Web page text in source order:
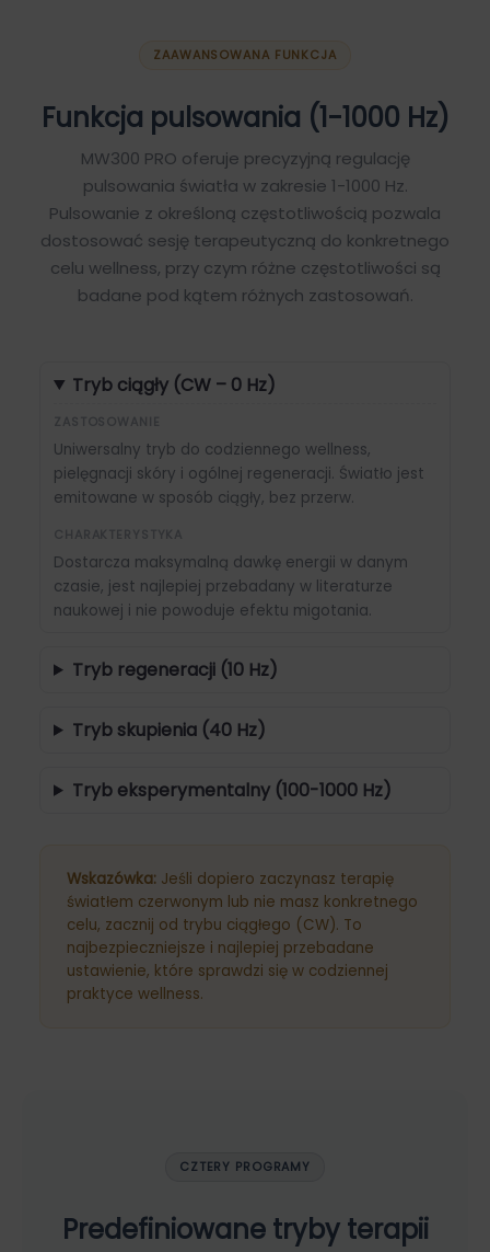
ZAAWANSOWANA FUNKCJA
Funkcja pulsowania (1-1000 Hz)
MW300 PRO oferuje precyzyjną regulację
pulsowania światła w zakresie 1-1000 Hz.
Pulsowanie z określoną częstotliwością pozwala
dostosować sesję terapeutyczną do konkretnego
celu wellness, przy czym różne częstotliwości są
badane pod kątem różnych zastosowań.
Tryb ciągły (CW – 0 Hz)
Uniwersalny tryb do codziennego wellness,
pielęgnacji skóry i ogólnej regeneracji. Światło jest
emitowane w sposób ciągły, bez przerw.
Dostarcza maksymalną dawkę energii w danym
czasie, jest najlepiej przebadany w literaturze
naukowej i nie powoduje efektu migotania.
Tryb regeneracji (10 Hz)
Tryb skupienia (40 Hz)
Tryb eksperymentalny (100-1000 Hz)
Wskazówka: Jeśli dopiero zaczynasz terapię
światłem czerwonym lub nie masz konkretnego
celu, zacznij od trybu ciągłego (CW). To
najbezpieczniejsze i najlepiej przebadane
ustawienie, które sprawdzi się w codziennej
praktyce wellness.
CZTERY PROGRAMY
Predefiniowane tryby terapii